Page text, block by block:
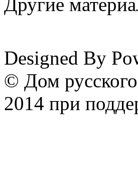
Другие
Designed By
© Дом
2014 при